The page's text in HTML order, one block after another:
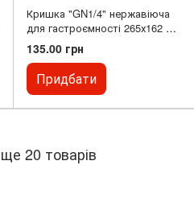
Кришка "GN1/4" нержавіюча
для гастроємності 265х162 мм
(шт)
135.00 грн
Придбати
20 товарів